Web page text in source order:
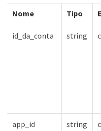
Nome Tipo
id_da_conta string
app_id string